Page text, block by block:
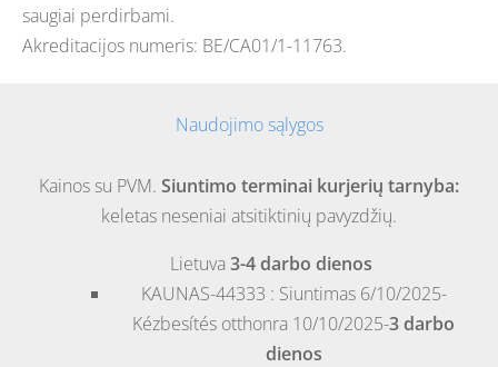
saugiai perdirbami.
Akreditacijos numeris: BE/CA01/1-11763.
Naudojimo sąlygos
Kainos su PVM. Siuntimo terminai kurjerių tarnyba:
keletas neseniai atsitiktinių pavyzdžių.
Lietuva3-4 darbo dienos
KAUNAS-44333 : Siuntimas 6/10/2025-
Kézbesítés otthonra 10/10/2025-3 darbo
dienos